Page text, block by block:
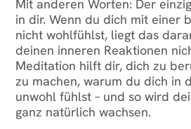
Mit anderen Worten: Der
in dir. Wenn du dich mit einer
nicht wohlfühlst, liegt das
deinen inneren Reaktionen
Meditation hilft dir, dich zu
zu machen, warum du dich in
unwohl fühlst – und so wird
ganz natürlich wachsen.